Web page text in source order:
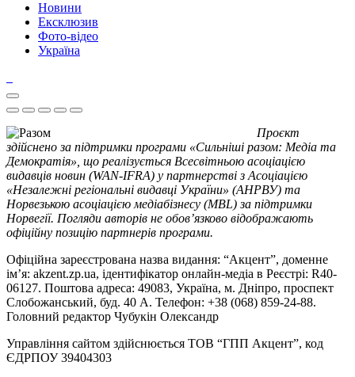
Новини
Ексклюзив
Фото-відео
Україна
Проєкт
здійснено за підтримки програми «Сильніші разом: Медіа та
Демократія», що реалізується Всесвітньою асоціацією
видавців новин (WAN-IFRA) у партнерстві з Асоціацією
«Незалежні регіональні видавці України» (АНРВУ) та
Норвезькою асоціацією медіабізнесу (MBL) за підтримки
Норвегії. Погляди авторів не обов’язково відображають
офіційну позицію партнерів програми.
Офіційна зареєстрована назва видання: “Акцент”, доменне
ім’я: akzent.zp.ua, ідентифікатор онлайн-медіа в Реєстрі: R40-
06127. Поштова адреса: 49083, Україна, м. Дніпро, проспект
Слобожанський, буд. 40 А. Телефон: +38 (068) 859-24-88.
Головний редактор Чубукін Олександр
Управління сайтом здійснюється ТОВ “ГПП Акцент”, код
ЄДРПОУ 39404303